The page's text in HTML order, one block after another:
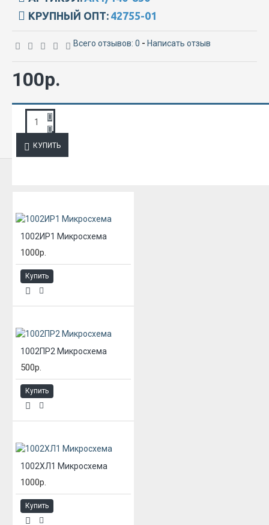
КРУПНЫЙ ОПТ: 42755-01
Всего отзывов: 0 - Написать отзыв
100р.
КУПИТЬ
1002ИР1 Микросхема
1000р.
Купить
1002ПР2 Микросхема
500р.
Купить
1002ХЛ1 Микросхема
1000р.
Купить